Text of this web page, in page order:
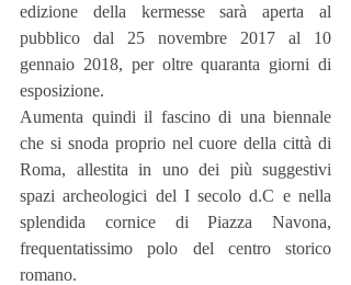
edizione della kermesse sarà aperta al
pubblico dal 25 novembre 2017 al 10
gennaio 2018, per oltre quaranta giorni di
esposizione.
Aumenta quindi il fascino di una biennale
che si snoda proprio nel cuore della città di
Roma, allestita in uno dei più suggestivi
spazi archeologici del I secolo d.C e nella
splendida cornice di Piazza Navona,
frequentatissimo polo del centro storico
romano.